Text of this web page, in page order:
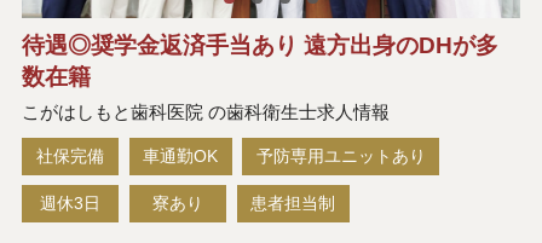
待遇◎奨学金返済手当あり 遠方出身のDHが多
数在籍
こがはしもと歯科医院 の歯科衛生士求人情報
社保完備 車通勤OK 予防専用ユニットあり
週休3日 寮あり 患者担当制